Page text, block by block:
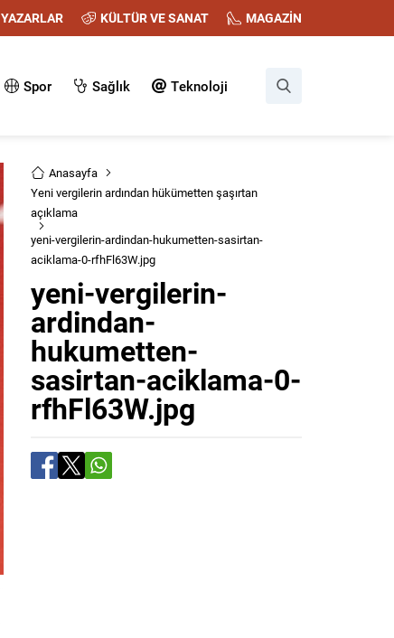
YAZARLAR KÜLTÜR VE SANAT MAGAZİN
Spor Sağlık Teknoloji
Anasayfa
Yeni vergilerin ardından hükümetten şaşırtan
açıklama
yeni-vergilerin-ardindan-hukumetten-sasirtan-
aciklama-0-rfhFl63W.jpg
yeni-vergilerin-
ardindan-
hukumetten-
sasirtan-aciklama-0-
rfhFl63W.jpg